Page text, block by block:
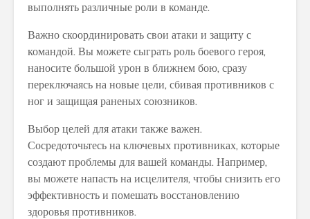
выполнять различные роли в команде.
Важно скоординировать свои атаки и защиту с
командой. Вы можете сыграть роль боевого героя,
наносите большой урон в ближнем бою, сразу
переключаясь на новые цели, сбивая противников с
ног и защищая раненых союзников.
Выбор целей для атаки также важен.
Сосредоточьтесь на ключевых противниках, которые
создают проблемы для вашей команды. Например,
вы можете напасть на исцелителя, чтобы снизить его
эффективность и помешать восстановлению
здоровья противников.